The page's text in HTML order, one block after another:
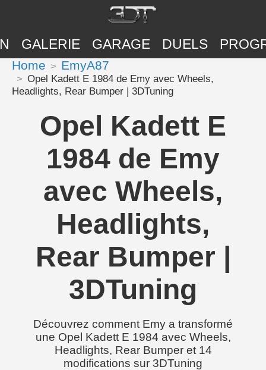
GALERIE GARAGE DUELS
Home EmyA87
Opel Kadett E 1984 de Emy avec Wheels,
Headlights, Rear Bumper | 3DTuning
Opel Kadett E
1984 de Emy
avec Wheels,
Headlights,
Rear Bumper |
3DTuning
Découvrez comment Emy a transformé
une Opel Kadett E 1984 avec Wheels,
Headlights, Rear Bumper et 14
modifications sur 3DTuning